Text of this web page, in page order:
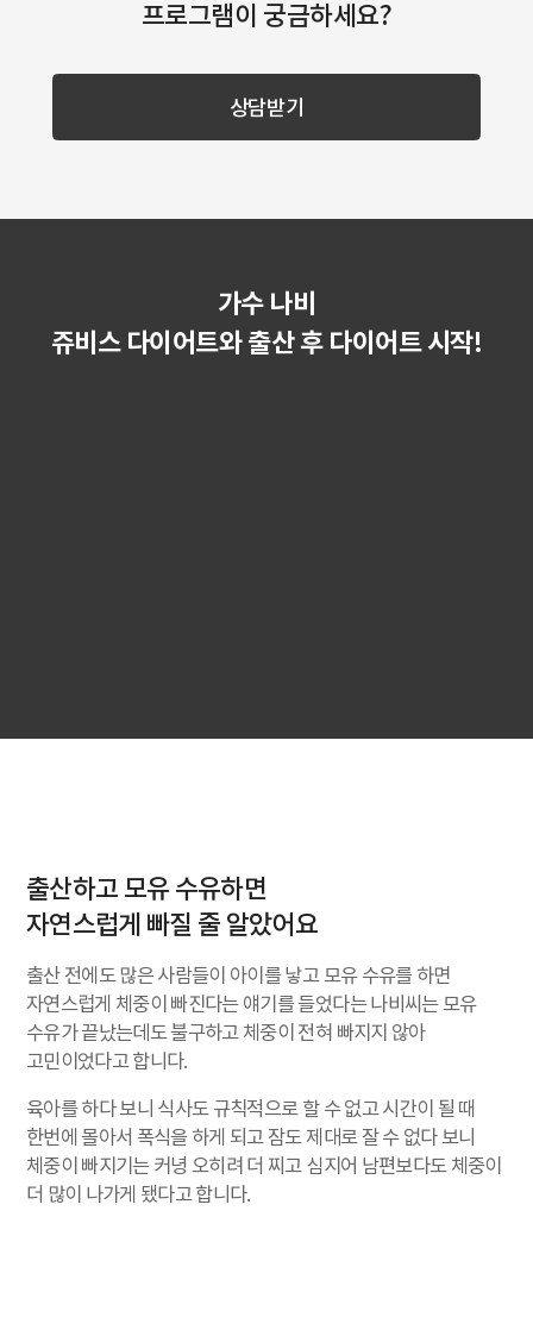
프로그램이 궁금하세요?
상담받기
가수 나비
쥬비스 다이어트와 출산 후 다이어트 시작!
출산하고 모유 수유하면
자연스럽게 빠질 줄 알았어요
출산 전에도 많은 사람들이 아이를 낳고 모유 수유를 하면
자연스럽게 체중이 빠진다는 얘기를 들었다는 나비씨는 모유
수유가 끝났는데도 불구하고 체중이 전혀 빠지지 않아
고민이었다고 합니다.
육아를 하다 보니 식사도 규칙적으로 할 수 없고 시간이 될 때
한번에 몰아서 폭식을 하게 되고 잠도 제대로 잘 수 없다 보니
체중이 빠지기는 커녕 오히려 더 찌고 심지어 남편보다도 체중이
더 많이 나가게 됐다고 합니다.